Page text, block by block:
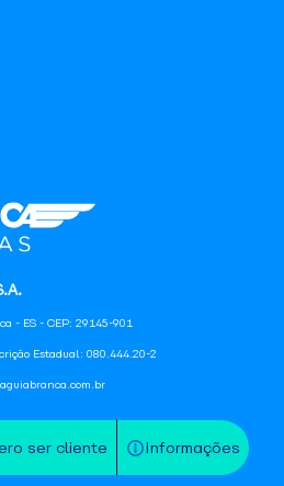
ser cliente Informações
- ES - CEP: 29145-901
Estadual: 080.444.20-2